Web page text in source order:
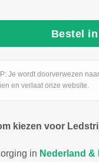
Bestel
Je wordt doorverwezen naar
en verlaat onze website.
kiezen voor
in Nederland &